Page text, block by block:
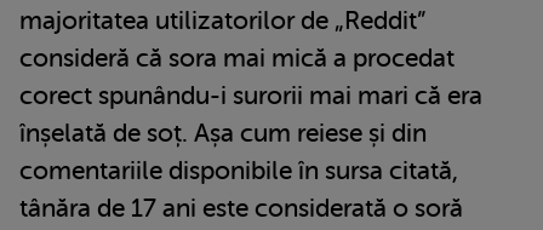
majoritatea utilizatorilor de „Reddit”
consideră că sora mai mică a procedat
corect spunându-i surorii mai mari că era
înșelată de soț. Așa cum reiese și din
comentariile disponibile în sursa citată,
tânăra de 17 ani este considerată o soră